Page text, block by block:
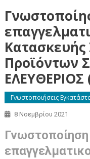
Προϊόντων
ΕΛΕΥΘΕΡΙΟΣ
Γνωστοποιήσεις
8 Νοεμβρίου 2021